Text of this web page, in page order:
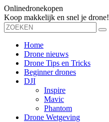
Onlinedronekopen
Koop makkelijk en snel je drone!
Home
Drone nieuws
Drone Tips en Tricks
Beginner drones
DJI
Inspire
Mavic
Phantom
Drone Wetgeving